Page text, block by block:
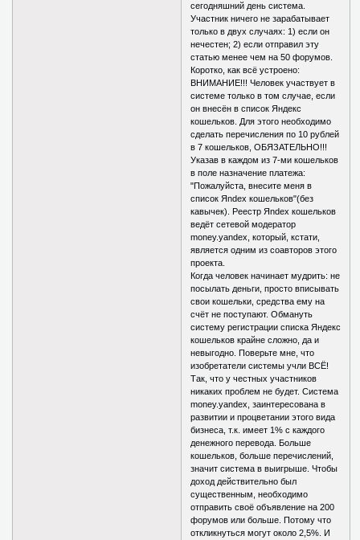
сегодняшний день система.
Участник ничего не зарабатывает
только в двух случаях: 1) если он
нечестен; 2) если отправил эту
статью менее чем на 50 форумов.
Коротко, как всё устроено:
ВНИМАНИЕ!!! Человек участвует в
системе только в том случае, если
он внесён в список Яндекс
кошельков. Для этого необходимо
сделать перечисления по 10 рублей
в 7 кошельков, ОБЯЗАТЕЛЬНО!!!
Указав в каждом из 7-ми кошельков
в поле назначение платежа:
"Пожалуйста, внесите меня в
список Яndex кошельков"(без
кавычек). Реестр Яndex кошельков
ведёт сетевой модератор
money.yandex, который, кстати,
является одним из соавторов этого
проекта.
Когда человек начинает мудрить: не
посылать деньги, просто вписывать
свои кошельки, средства ему на
счёт не поступают. Обмануть
систему регистрации списка Яндекс
кошельков крайне сложно, да и
невыгодно. Поверьте мне, что
изобретатели системы учли ВСЁ!
Так, что у честных участников
никаких проблем не будет. Система
money.yandex, заинтересована в
развитии и процветании этого вида
бизнеса, т.к. имеет 1% с каждого
денежного перевода. Больше
кошельков, больше перечислений,
значит система в выигрыше. Чтобы
доход действительно был
существенным, необходимо
отправить своё объявление на 200
форумов или больше. Потому что
откликнуться могут около 2,5%. И